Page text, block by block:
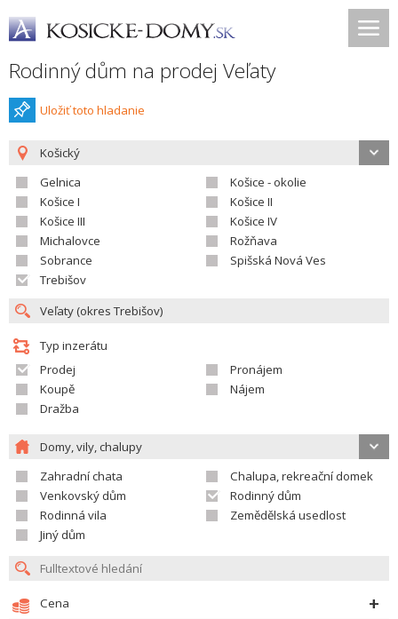
Rodinný dům na prodej Veľaty
Uložiť toto hladanie
Košický
Gelnica
Košice - okolie
Košice I
Košice II
Košice III
Košice IV
Michalovce
Rožňava
Sobrance
Spišská Nová Ves
Trebišov
Typ inzerátu
Prodej
Pronájem
Koupě
Nájem
Dražba
Domy, vily, chalupy
Zahradní chata
Chalupa, rekreační domek
Venkovský dům
Rodinný dům
Rodinná vila
Zemědělská usedlost
Jiný dům
Cena